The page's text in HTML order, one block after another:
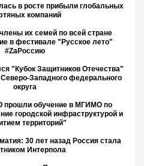
в росте прибыли глобальных
компаний
их семей по всей стране
в фестивале "Русское лето"
#ZaРоссию
"Кубок Защитников Отечества"
Западного федерального
округа
прошли обучение в МГИМО по
городской инфраструктурой и
территорий"
30 лет назад Россия стала
Интерпола